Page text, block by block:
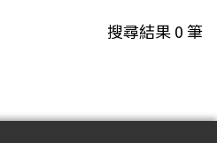
搜尋結果0筆